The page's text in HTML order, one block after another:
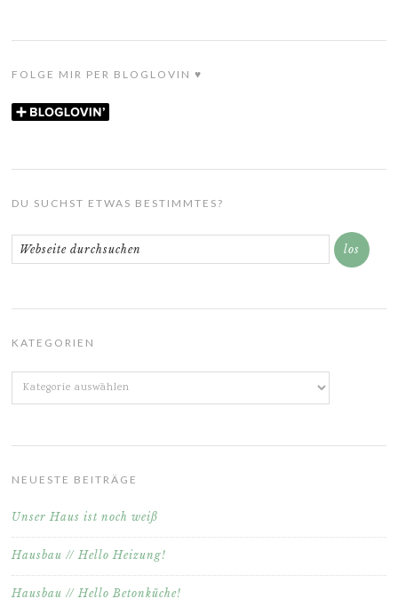
FOLGE MIR PER BLOGLOVIN ♥
DU SUCHST ETWAS BESTIMMTES?
KATEGORIEN
Kategorien
NEUESTE BEITRÄGE
Unser Haus ist noch weiß
Hausbau // Hello Heizung!
Hausbau // Hello Betonküche!